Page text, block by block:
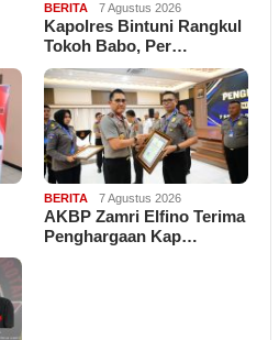
BERITA 7 Agustus 2026
Kapolres Bintuni Rangkul
Tokoh Babo, Per…
BERITA 7 Agustus 2026
AKBP Zamri Elfino Terima
Penghargaan Kap…